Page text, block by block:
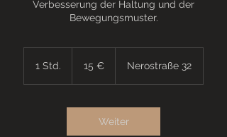
Verbesserung der Haltung und der
Bewegungsmuster.
1 Std.
d
15 € Nerostraße 32
Weiter